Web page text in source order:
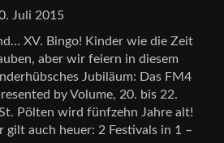
Juli 2015
XV. Bingo! Kinder wie die Zeit
aber wir feiern in diesem
Jubiläum: Das FM4
by Volume, 20. bis 22.
Pölten wird fünfzehn Jahre alt!
gilt auch heuer: 2 Festivals in 1 –